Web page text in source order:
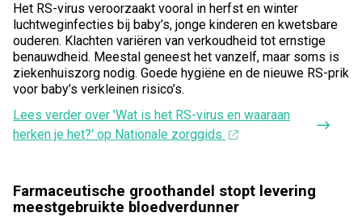
Het RS-virus veroorzaakt vooral in herfst en winter
luchtweginfecties bij baby’s, jonge kinderen en kwetsbare
ouderen. Klachten variëren van verkoudheid tot ernstige
benauwdheid. Meestal geneest het vanzelf, maar soms is
ziekenhuiszorg nodig. Goede hygiëne en de nieuwe RS-prik
voor baby’s verkleinen risico’s.
Lees verder over 'Wat is het RS-virus en waaraan
herken je het?' op Nationale zorggids
Farmaceutische groothandel stopt levering
meestgebruikte bloedverdunner